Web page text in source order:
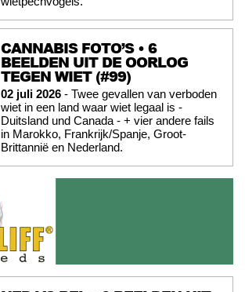
CANNABIS FOTO’S • 6
BEELDEN UIT DE OORLOG
TEGEN WIET (#99)
02 juli 2026 - Twee gevallen van verboden
wiet in een land waar wiet legaal is -
Duitsland und Canada - + vier andere fails
in Marokko, Frankrijk/Spanje, Groot-
Brittannië en Nederland.